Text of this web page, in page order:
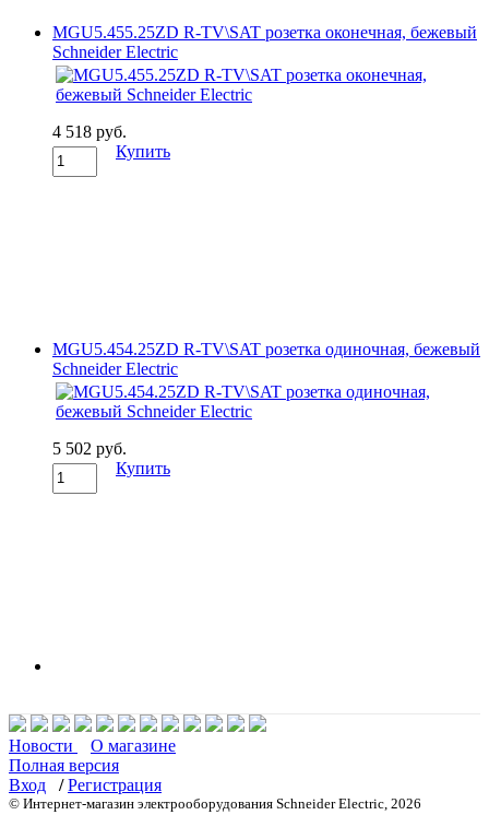
MGU5.455.25ZD R-TV\SAT розетка оконечная, бежевый
Schneider Electric
4 518 руб.
Купить
MGU5.454.25ZD R-TV\SAT розетка одиночная, бежевый
Schneider Electric
5 502 руб.
Купить
Новости
О магазине
Полная версия
Вход
/ Регистрация
© Интернет-магазин электрооборудования Schneider Electric, 2026